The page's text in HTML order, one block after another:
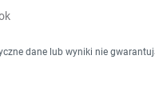
dane lub wyniki nie